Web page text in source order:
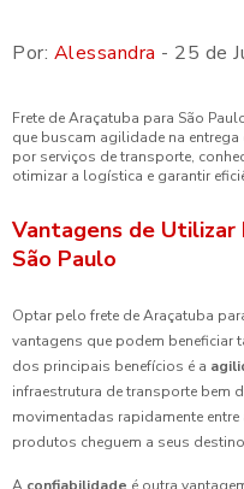
Por: Alessandra - 25 de
Frete de Araçatuba para São
que buscam agilidade na
por serviços de transporte,
otimizar a logística e garantir
Vantagens de
São Paulo
Optar pelo frete de Araçatuba
vantagens que podem beneficiar
dos principais benefícios é a
infraestrutura de transporte bem
movimentadas rapidamente
produtos cheguem a seus